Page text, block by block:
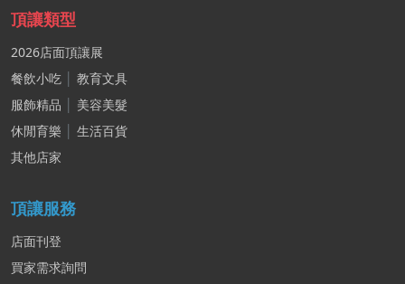
頂讓類型
2026店面頂讓展
餐飲小吃
教育文具
服飾精品
美容美髮
休閒育樂
生活百貨
其他店家
頂讓服務
店面刊登
買家需求詢問